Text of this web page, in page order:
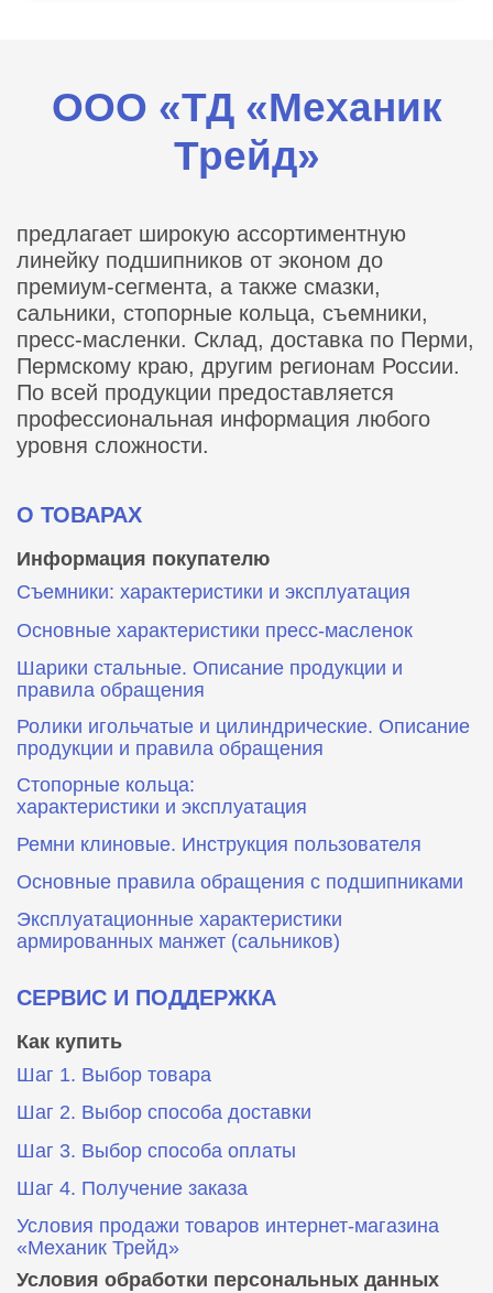
ООО «ТД «Механик
Трейд»
предлагает широкую ассортиментную
линейку подшипников от эконом до
премиум-сегмента, а также смазки,
сальники, стопорные кольца, съемники,
пресс-масленки. Склад, доставка по Перми,
Пермскому краю, другим регионам России.
По всей продукции предоставляется
профессиональная информация любого
уровня сложности.
О ТОВАРАХ
Информация покупателю
Съемники: характеристики и эксплуатация
Основные характеристики пресс‑масленок
Шарики стальные. Описание продукции и
правила обращения
Ролики игольчатые и цилиндрические. Описание
продукции и правила обращения
Стопорные кольца:
характеристики и эксплуатация
Ремни клиновые. Инструкция пользователя
Основные правила обращения с подшипниками
Эксплуатационные характеристики
армированных манжет (сальников)
СЕРВИС И ПОДДЕРЖКА
Как купить
Шаг 1. Выбор товара
Шаг 2. Выбор способа доставки
Шаг 3. Выбор способа оплаты
Шаг 4. Получение заказа
Условия продажи товаров интернет-магазина
«Механик Трейд»
Условия обработки персональных данных